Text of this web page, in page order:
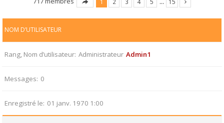
NOM D’UTILISATEUR
Rang, Nom d’utilisateur Administrateur Admin1
Messages 0
Enregistré le 01 janv. 1970 1:00